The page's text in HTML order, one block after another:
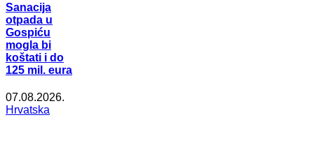
Sanacija
otpada u
Gospiću
mogla bi
koštati i do
125 mil. eura
07.08.2026.
Hrvatska